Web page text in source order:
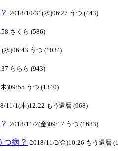
2018/10/31(水)06:27 うつ (443)
さくら (586)
水)06:43 うつ (1034)
ららら (943)
)09:55 うつ (1340)
11/1(木)12:22 もう還暦 (968)
2018/11/2(金)09:17 うつ (1683)
つ病？ 2018/11/2(金)10:26 もう還暦